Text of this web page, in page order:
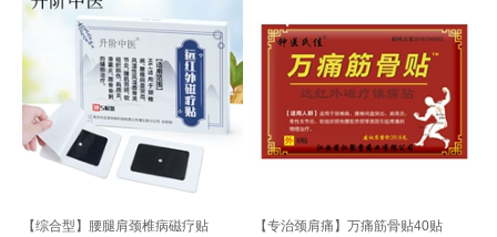
【综合型】腰腿肩颈椎病磁疗贴
【专治颈肩痛】万痛筋骨贴40贴